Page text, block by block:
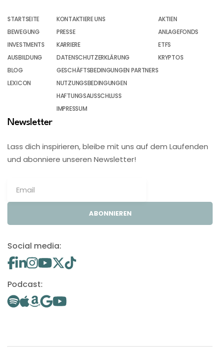
STARTSEITE
BEWEGUNG
INVESTMENTS
AUSBILDUNG
BLOG
LEXICON
KONTAKTIERE UNS
PRESSE
KARRIERE
DATENSCHUTZERKLÄRUNG
GESCHÄFTSBEDINGUNGEN PARTNERS
NUTZUNGSBEDINGUNGEN
HAFTUNGSAUSSCHLUSS
IMPRESSUM
AKTIEN
ANLAGEFONDS
ETFS
KRYPTOS
Newsletter
Lass dich inspirieren, bleibe mit uns auf dem Laufenden
und abonniere unseren Newsletter!
ABONNIEREN
Social media:
Podcast: